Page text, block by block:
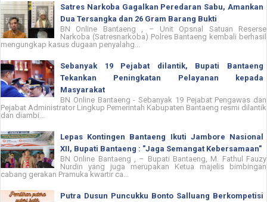
Satres Narkoba Gagalkan Peredaran Sabu, Amankan
Dua Tersangka dan 26 Gram Barang Bukti
BN Online Bantaeng , – Unit Opsnal Satuan Reserse
Narkoba (Satresnarkoba) Polres Bantaeng kembali berhasil
mengungkap kasus dugaan penyalahg...
Sebanyak 19 Pejabat dilantik, Bupati Bantaeng
Tekankan Peningkatan Pelayanan kepada
Masyarakat
BN Online Bantaeng - Sebanyak 19 Pejabat Pengawas dan
Pejabat Administrator Lingkup Pemerintah Kabupaten Bantaeng resmi dilantik
dan diambi...
Lepas Kontingen Bantaeng Ikuti Jambore Nasional
XII, Bupati Bantaeng : "Jaga Semangat Kebersamaan"
BN Online Bantaeng , – Bupati Bantaeng, M. Fathul Fauzy
Nurdin yang juga merupakan Ketua majelis bimbingan
cabang gerakan Pramuka kwartir ca...
Putra Dusun Puncukku Bonto Salluang Berkompetisi